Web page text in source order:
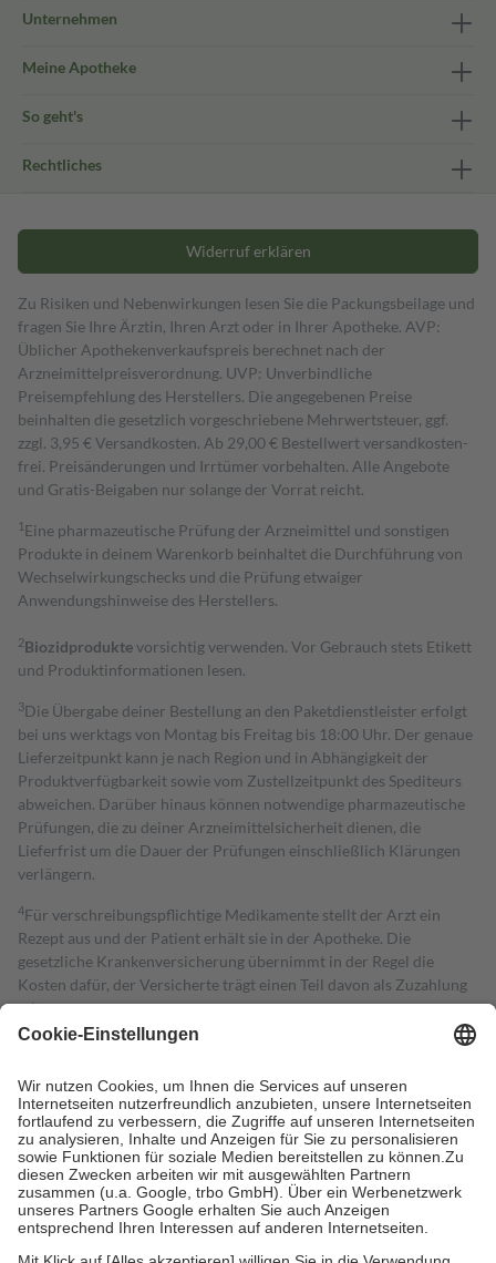
Unternehmen
Meine Apotheke
So geht's
Rechtliches
Widerruf erklären
Zu Risiken und Nebenwirkungen lesen Sie die Packungsbeilage und
fragen Sie Ihre Ärztin, Ihren Arzt oder in Ihrer Apotheke. AVP:
Üblicher Apothekenverkaufspreis berechnet nach der
Arzneimittelpreisverordnung. UVP: Unverbindliche
Preisempfehlung des Herstellers. Die angegebenen Preise
beinhalten die gesetzlich vorgeschriebene Mehrwertsteuer, ggf.
zzgl. 3,95 € Versandkosten. Ab 29,00 € Bestell­wert versand­kosten­
frei. Preisänderungen und Irrtümer vorbehalten. Alle Angebote
und Gratis-Beigaben nur solange der Vorrat reicht.
1 Eine pharmazeutische Prüfung der Arzneimittel und sonstigen
Produkte in deinem Warenkorb beinhaltet die Durchführung von
Wechselwirkungschecks und die Prüfung etwaiger
Anwendungshinweise des Herstellers.
2Biozidproduktevorsichtig verwenden. Vor Gebrauch stets Etikett
und Produktinformationen lesen.
3Die Übergabe deiner Bestellung an den Paketdienstleister erfolgt
bei uns werktags von Montag bis Freitag bis 18:00 Uhr. Der genaue
Lieferzeitpunkt kann je nach Region und in Abhängigkeit der
Produktverfügbarkeit sowie vom Zustellzeitpunkt des Spediteurs
abweichen. Darüber hinaus können notwendige pharmazeutische
Prüfungen, die zu deiner Arzneimittelsicherheit dienen, die
Lieferfrist um die Dauer der Prüfungen einschließlich Klärungen
verlängern.
4Für verschreibungspflichtige Medikamente stellt der Arzt ein
Rezept aus und der Patient erhält sie in der Apotheke. Die
gesetzliche Krankenversicherung übernimmt in der Regel die
Kosten dafür, der Versicherte trägt einen Teil davon als Zuzahlung
mit.
Grundsätzlich leisten Mitglieder Zuzahlungen in Höhe von zehn
höchstens zehn Euro.
Es sind jedoch nie mehr als die tatsächlichen
Kosten der Leistung zu entrichten.
Diese Regeln gelten grundsätzlich auch für Online-Apotheken.
Bei Heilmitteln und häuslicher Krankenpflege beträgt die
Zuzahlung zehn Prozent der Kosten sowie zehn Euro je
Verordnung.
Um das Engagement der Versicherten für ihre eigene Gesundheit zu
stärken und die besondere Stellung der Familie zu unterstützen,